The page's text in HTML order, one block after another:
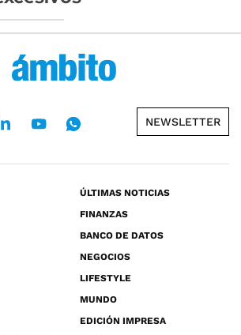
NEWSLETTER
ÚLTIMAS NOTICIAS
FINANZAS
BANCO DE DATOS
NEGOCIOS
LIFESTYLE
MUNDO
EDICIÓN IMPRESA